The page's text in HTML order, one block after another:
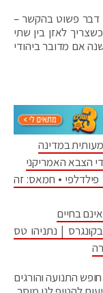
דבר פשוט בהקשר –
לאזן בין שתי
אם מדובר ביהודי
במדינה
הצבא האמריקני
• חמאס: זה
בחיים
| נתניהו טס
התנועה והורגים